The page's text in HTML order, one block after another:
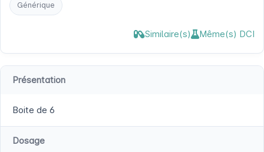
Générique
Similaire(s) Même(s) DCI
Présentation
Boite de 6
Dosage